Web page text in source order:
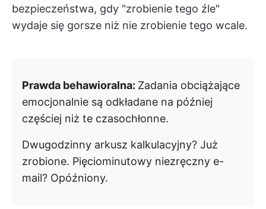
bezpieczeństwa, gdy "zrobienie tego źle"
wydaje się gorsze niż nie zrobienie tego wcale.
Prawda behawioralna: Zadania obciążające
emocjonalnie są odkładane na później
częściej niż te czasochłonne.
Dwugodzinny arkusz kalkulacyjny? Już
zrobione. Pięciominutowy niezręczny e-
mail? Opóźniony.